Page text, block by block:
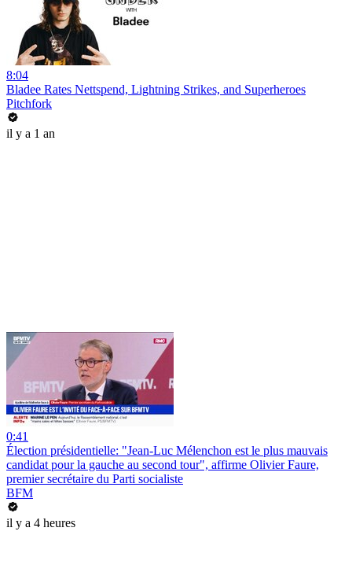
8:04
Bladee Rates Nettspend, Lightning Strikes, and Superheroes
Pitchfork
il y a 1 an
0:41
Élection présidentielle: "Jean-Luc Mélenchon est le plus mauvais
candidat pour la gauche au second tour", affirme Olivier Faure,
premier secrétaire du Parti socialiste
BFM
il y a 4 heures